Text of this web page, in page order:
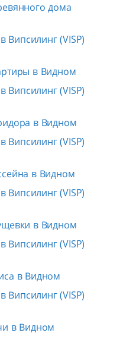
дома
Випсилинг (VISP)
в Видном
Випсилинг (VISP)
в Видном
Випсилинг (VISP)
в Видном
Випсилинг (VISP)
в Видном
Випсилинг (VISP)
в Видном
Випсилинг (VISP)
в Видном